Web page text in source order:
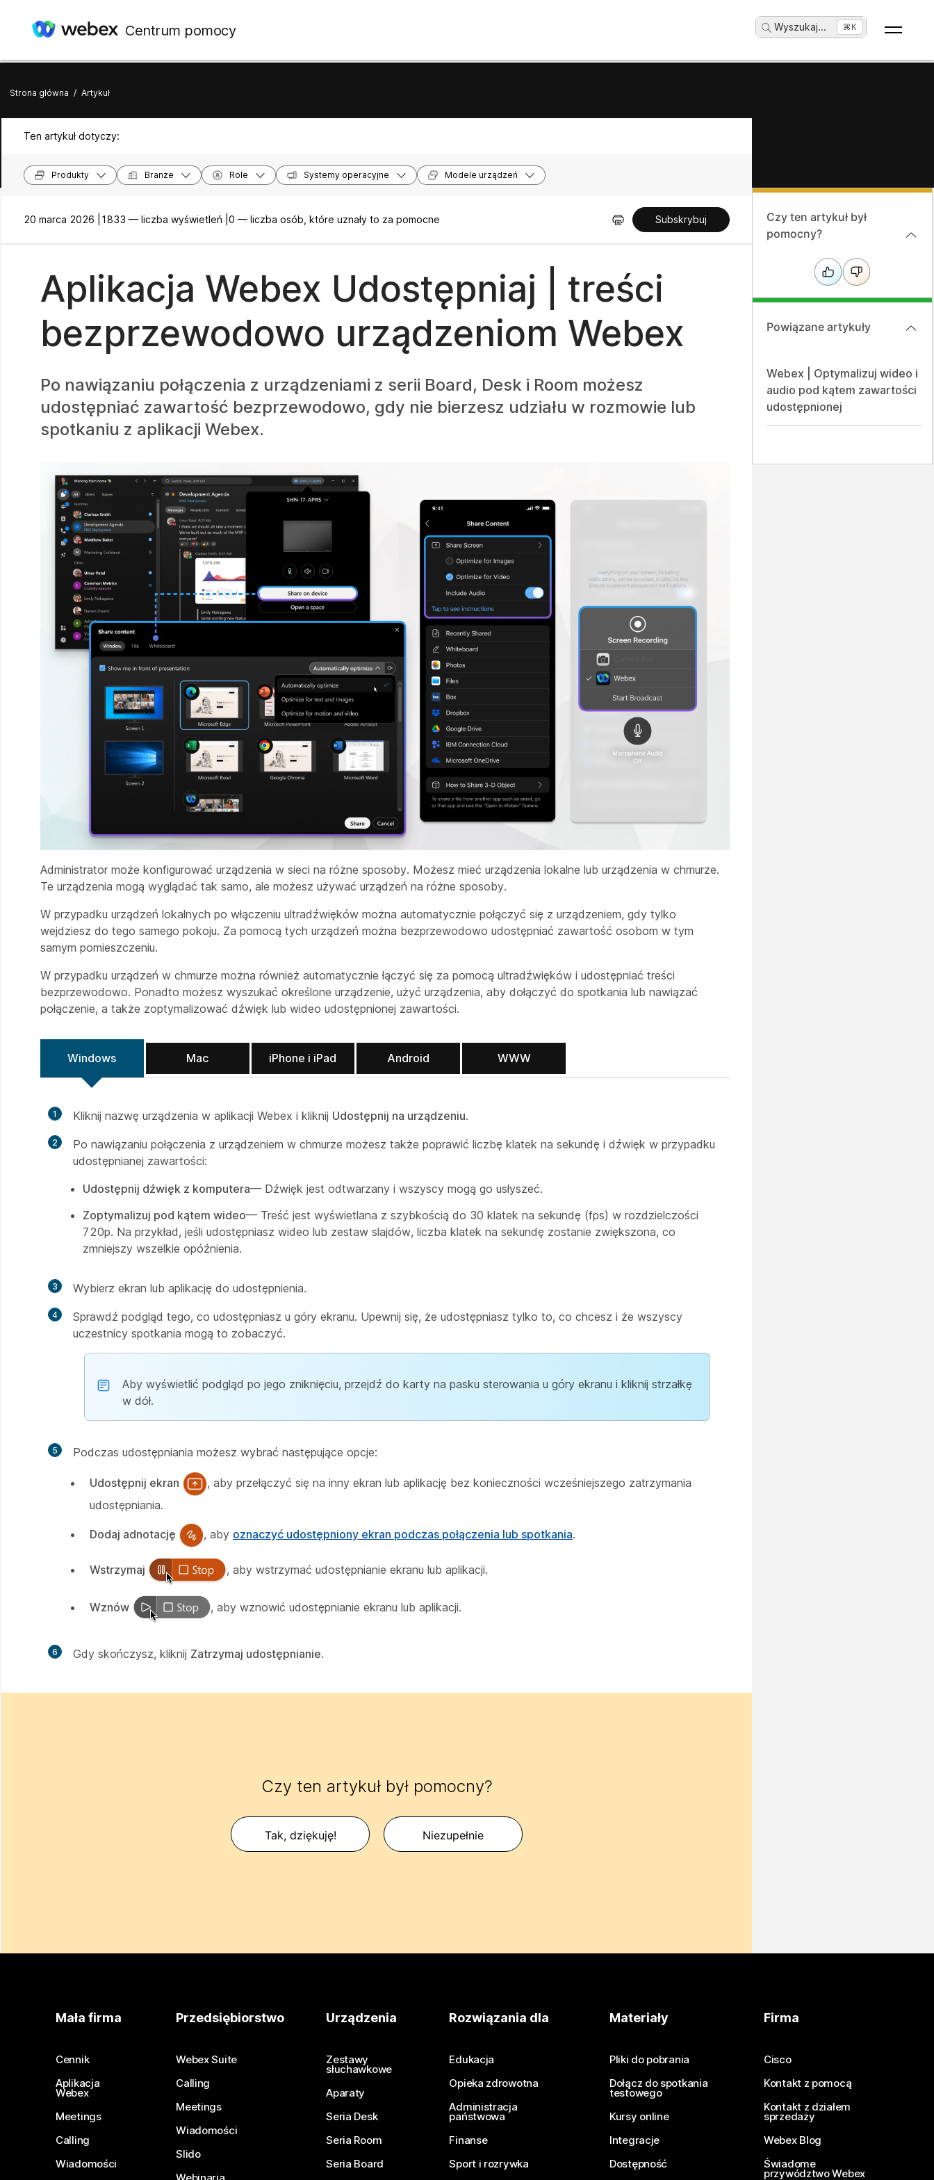
Centrum pomocy Wyszukaj... ⌘K
Strona główna / Artykuł
Ten artykuł dotyczy:
Produkty Branże Role Systemy operacyjne Modele urządzeń
20 marca 2026 | 1833 — liczba wyświetleń | 0 — liczba osób, które uznały to za pomocne Subskrybuj
Aplikacja Webex Udostępniaj | treści
bezprzewodowo urządzeniom Webex
Po nawiązaniu połączenia z urządzeniami z serii Board, Desk i Room możesz
udostępniać zawartość bezprzewodowo, gdy nie bierzesz udziału w rozmowie lub
spotkaniu z aplikacji Webex.
Administrator może konfigurować urządzenia w sieci na różne sposoby. Możesz mieć urządzenia lokalne lub urządzenia w chmurze.
Te urządzenia mogą wyglądać tak samo, ale możesz używać urządzeń na różne sposoby.
W przypadku urządzeń lokalnych po włączeniu ultradźwięków można automatycznie połączyć się z urządzeniem, gdy tylko
wejdziesz do tego samego pokoju. Za pomocą tych urządzeń można bezprzewodowo udostępniać zawartość osobom w tym
samym pomieszczeniu.
W przypadku urządzeń w chmurze można również automatycznie łączyć się za pomocą ultradźwięków i udostępniać treści
bezprzewodowo. Ponadto możesz wyszukać określone urządzenie, użyć urządzenia, aby dołączyć do spotkania lub nawiązać
połączenie, a także zoptymalizować dźwięk lub wideo udostępnionej zawartości.
Windows Mac iPhone i iPad Android WWW
1 Kliknij nazwę urządzenia w aplikacji Webex i kliknij Udostępnij na urządzeniu.
2
Po nawiązaniu połączenia z urządzeniem w chmurze możesz także poprawić liczbę klatek na sekundę i dźwięk w przypadku
udostępnianej zawartości:
Udostępnij dźwięk z komputera— Dźwięk jest odtwarzany i wszyscy mogą go usłyszeć.
Zoptymalizuj pod kątem wideo— Treść jest wyświetlana z szybkością do 30 klatek na sekundę (fps) w rozdzielczości
720p. Na przykład, jeśli udostępniasz wideo lub zestaw slajdów, liczba klatek na sekundę zostanie zwiększona, co
zmniejszy wszelkie opóźnienia.
3 Wybierz ekran lub aplikację do udostępnienia.
4
Sprawdź podgląd tego, co udostępniasz u góry ekranu. Upewnij się, że udostępniasz tylko to, co chcesz i że wszyscy
uczestnicy spotkania mogą to zobaczyć.
Aby wyświetlić podgląd po jego zniknięciu, przejdź do karty na pasku sterowania u góry ekranu i kliknij strzałkę
w dół.
5 Podczas udostępniania możesz wybrać następujące opcje:
Udostępnij ekran
, aby przełączyć się na inny ekran lub aplikację bez konieczności wcześniejszego zatrzymania
udostępniania.
Dodaj adnotację , aby oznaczyć udostępniony ekran podczas połączenia lub spotkania.
Wstrzymaj , aby wstrzymać udostępnianie ekranu lub aplikacji.
Wznów , aby wznowić udostępnianie ekranu lub aplikacji.
6 Gdy skończysz, kliknij Zatrzymaj udostępnianie.
Czy ten artykuł był pomocny?
Tak, dziękuję! Niezupełnie
Czy ten artykuł był
pomocny?
Powiązane artykuły
Webex | Optymalizuj wideo i
audio pod kątem zawartości
udostępnionej
Mała firma
Cennik
Aplikacja
Webex
Meetings
Calling
Wiadomości
Przedsiębiorstwo
Webex Suite
Calling
Meetings
Wiadomości
Slido
Urządzenia
Zestawy
słuchawkowe
Aparaty
Seria Desk
Seria Room
Seria Board
Rozwiązania dla
Edukacja
Opieka zdrowotna
Administracja
państwowa
Finanse
Sport i rozrywka
Materiały
Pliki do pobrania
Dołącz do spotkania
testowego
Kursy online
Integracje
Dostępność
Firma
Cisco
Kontakt z pomocą
Kontakt z działem
sprzedaży
Webex Blog
Świadome
przywództwo Webex